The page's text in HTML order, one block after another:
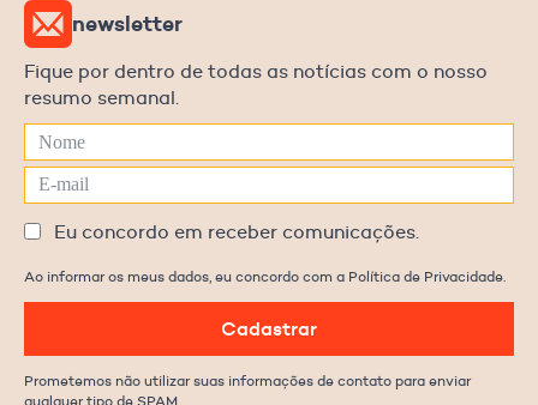
newsletter
Fique por dentro de todas as notícias com o nosso
resumo semanal.
Eu concordo em receber comunicações.
Ao informar os meus dados, eu concordo com a Política de Privacidade.
Cadastrar
Prometemos não utilizar suas informações de contato para enviar
qualquer tipo de SPAM.